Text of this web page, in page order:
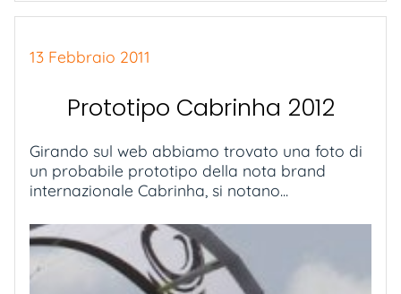
13 Febbraio 2011
Prototipo Cabrinha 2012
Girando sul web abbiamo trovato una foto di
un probabile prototipo della nota brand
internazionale Cabrinha, si notano...